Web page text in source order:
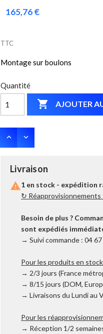
165,76 €
TTC
Montage sur boulons
Quantité
 AJOUTER
Livraison
1 en stock - expédition
↻ Réapprovisionnements
Besoin de plus ?
sont expédiés
→ Suivi commande : 04
Pour les produits en
→ 2/3 jours (France
→ 8/15 jours (DOM,
→ Livraisons du Lundi au
Pour les
→ Réception 1/2